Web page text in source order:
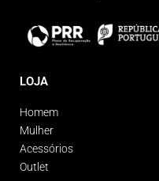
LOJA
Homem
Mulher
Acessórios
Outlet